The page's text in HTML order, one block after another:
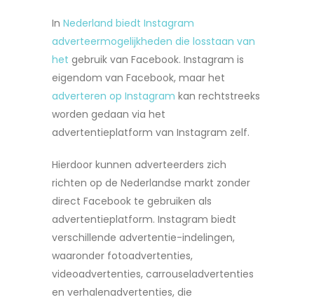
In Nederland biedt Instagram
adverteermogelijkheden die losstaan van
het gebruik van Facebook. Instagram is
eigendom van Facebook, maar het
adverteren op Instagram kan rechtstreeks
worden gedaan via het
advertentieplatform van Instagram zelf.
Hierdoor kunnen adverteerders zich
richten op de Nederlandse markt zonder
direct Facebook te gebruiken als
advertentieplatform. Instagram biedt
verschillende advertentie-indelingen,
waaronder fotoadvertenties,
videoadvertenties, carrouseladvertenties
en verhalenadvertenties, die